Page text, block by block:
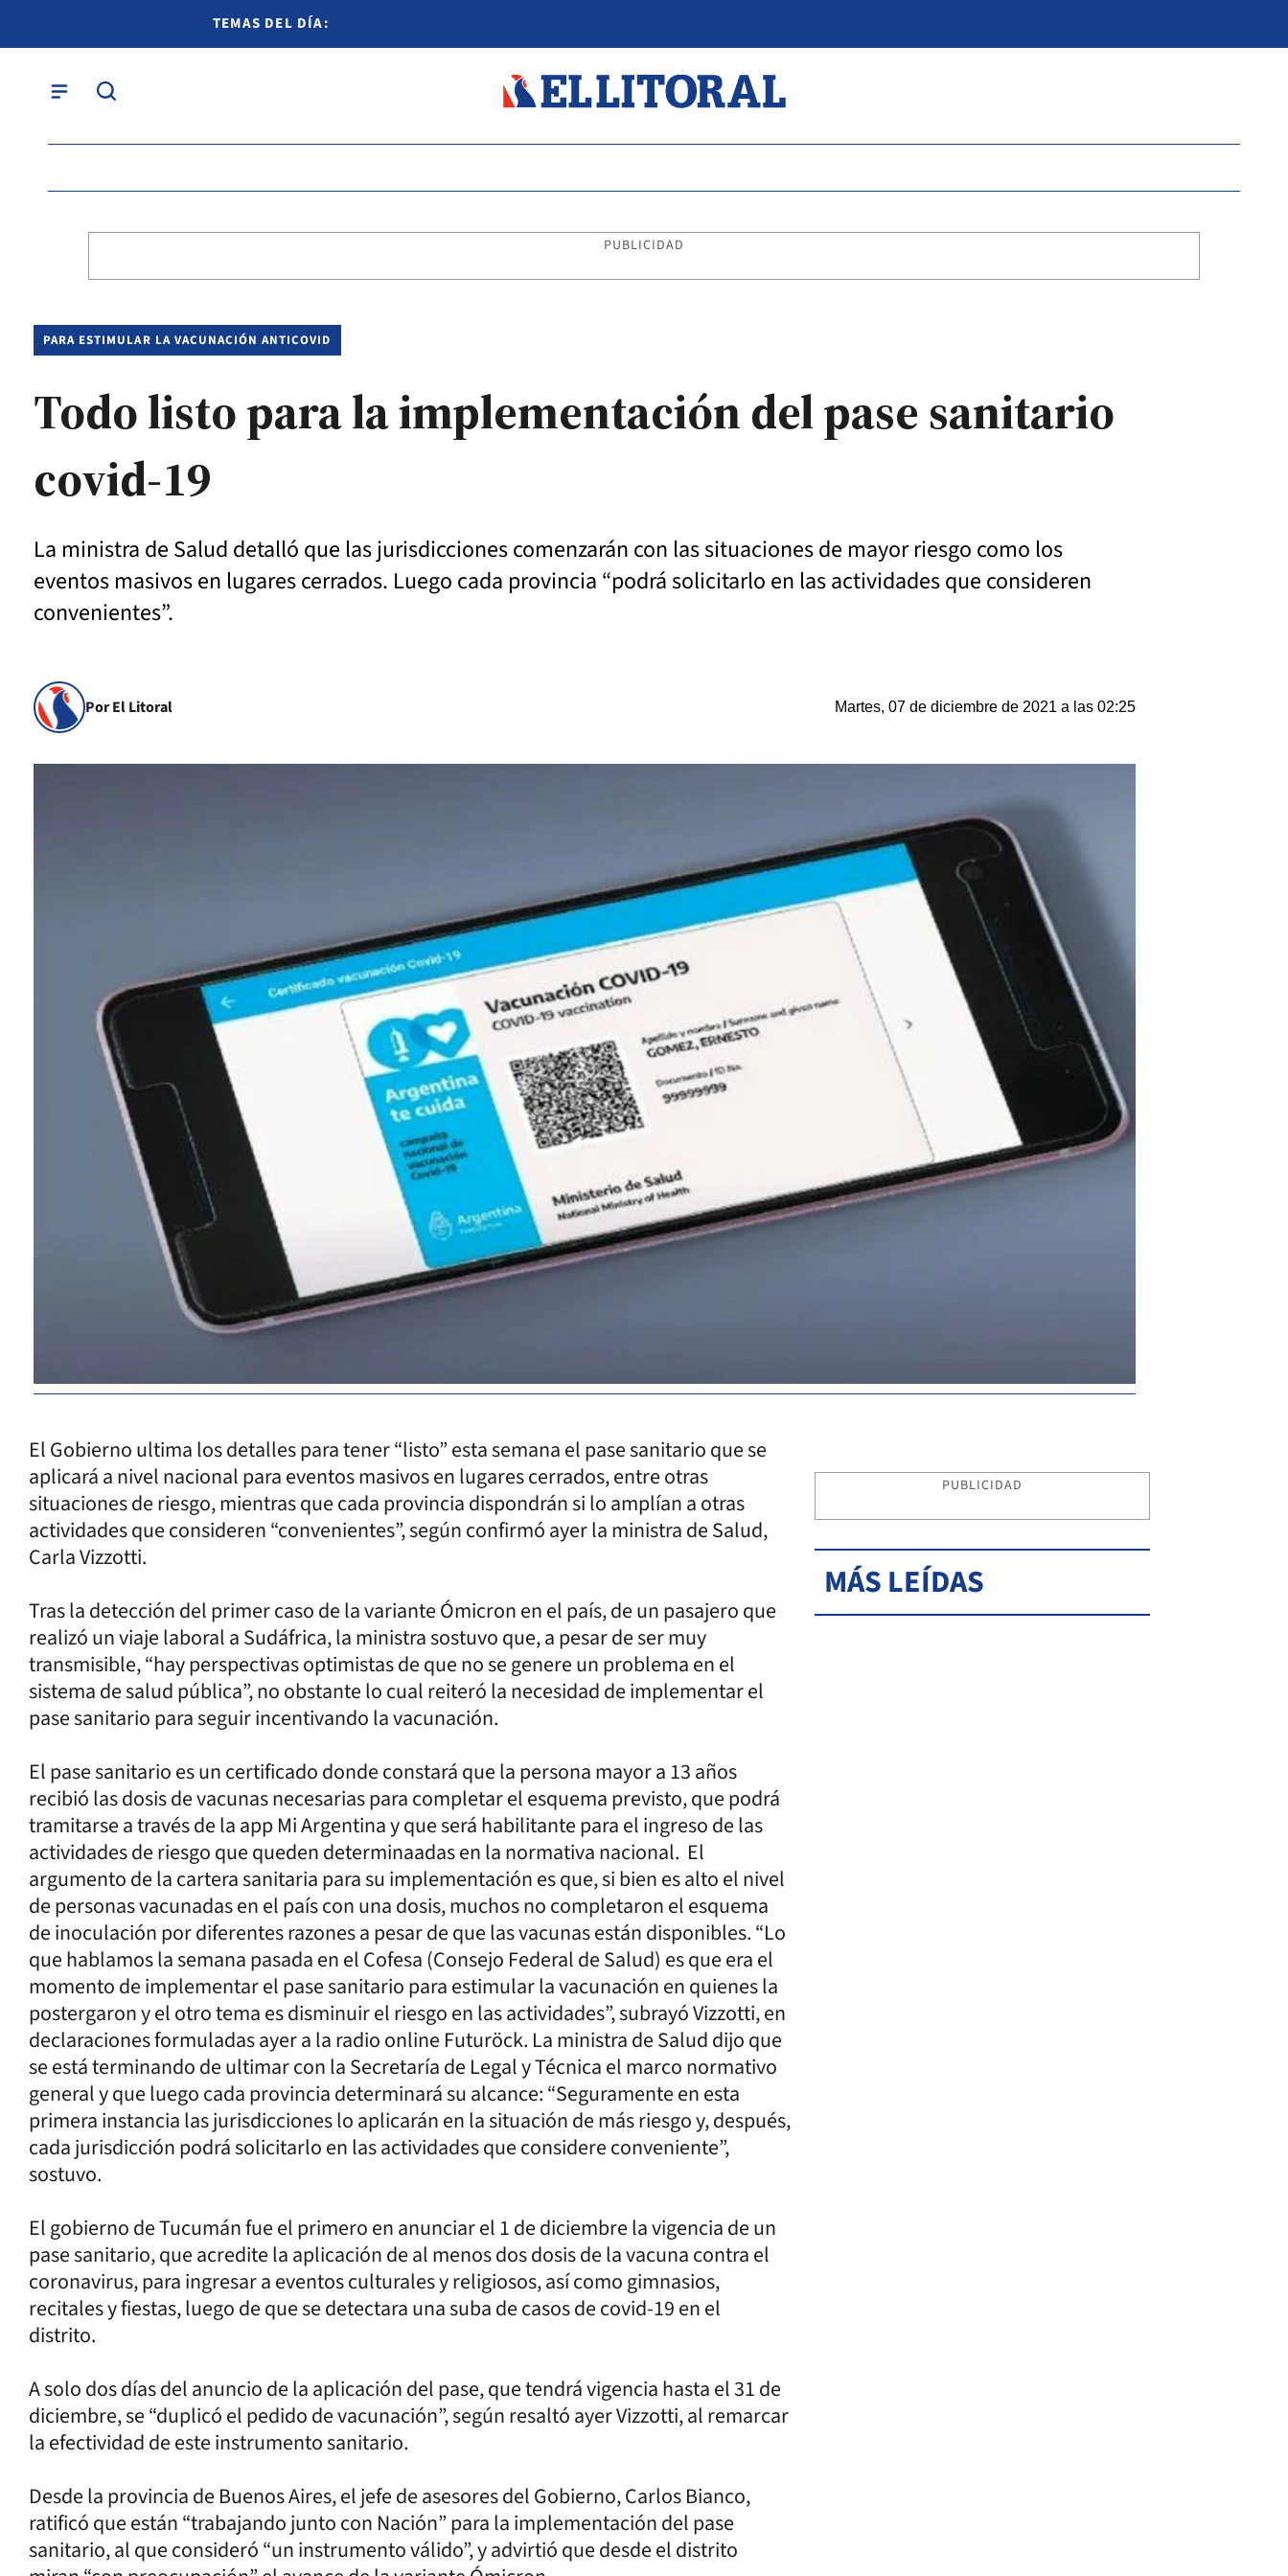
TEMAS DEL DÍA:
PUBLICIDAD
PARA ESTIMULAR LA VACUNACIÓN ANTICOVID
Todo listo para la implementación del pase sanitario
covid-19
La ministra de Salud detalló que las jurisdicciones comenzarán con las situaciones de mayor riesgo como los
eventos masivos en lugares cerrados. Luego cada provincia “podrá solicitarlo en las actividades que consideren
convenientes”.
Por El Litoral Martes, 07 de diciembre de 2021 a las 02:25
El Gobierno ultima los detalles para tener “listo” esta semana el pase sanitario que se
aplicará a nivel nacional para eventos masivos en lugares cerrados, entre otras
situaciones de riesgo, mientras que cada provincia dispondrán si lo amplían a otras
actividades que consideren “convenientes”, según confirmó ayer la ministra de Salud,
Carla Vizzotti.
Tras la detección del primer caso de la variante Ómicron en el país, de un pasajero que
realizó un viaje laboral a Sudáfrica, la ministra sostuvo que, a pesar de ser muy
transmisible, “hay perspectivas optimistas de que no se genere un problema en el
sistema de salud pública”, no obstante lo cual reiteró la necesidad de implementar el
pase sanitario para seguir incentivando la vacunación.
El pase sanitario es un certificado donde constará que la persona mayor a 13 años
recibió las dosis de vacunas necesarias para completar el esquema previsto, que podrá
tramitarse a través de la app Mi Argentina y que será habilitante para el ingreso de las
actividades de riesgo que queden determinaadas en la normativa nacional. El
argumento de la cartera sanitaria para su implementación es que, si bien es alto el nivel
de personas vacunadas en el país con una dosis, muchos no completaron el esquema
de inoculación por diferentes razones a pesar de que las vacunas están disponibles. “Lo
que hablamos la semana pasada en el Cofesa (Consejo Federal de Salud) es que era el
momento de implementar el pase sanitario para estimular la vacunación en quienes la
postergaron y el otro tema es disminuir el riesgo en las actividades”, subrayó Vizzotti, en
declaraciones formuladas ayer a la radio online Futuröck. La ministra de Salud dijo que
se está terminando de ultimar con la Secretaría de Legal y Técnica el marco normativo
general y que luego cada provincia determinará su alcance: “Seguramente en esta
primera instancia las jurisdicciones lo aplicarán en la situación de más riesgo y, después,
cada jurisdicción podrá solicitarlo en las actividades que considere conveniente”,
sostuvo.
El gobierno de Tucumán fue el primero en anunciar el 1 de diciembre la vigencia de un
pase sanitario, que acredite la aplicación de al menos dos dosis de la vacuna contra el
coronavirus, para ingresar a eventos culturales y religiosos, así como gimnasios,
recitales y fiestas, luego de que se detectara una suba de casos de covid-19 en el
distrito.
A solo dos días del anuncio de la aplicación del pase, que tendrá vigencia hasta el 31 de
diciembre, se “duplicó el pedido de vacunación”, según resaltó ayer Vizzotti, al remarcar
la efectividad de este instrumento sanitario.
Desde la provincia de Buenos Aires, el jefe de asesores del Gobierno, Carlos Bianco,
ratificó que están “trabajando junto con Nación” para la implementación del pase
sanitario, al que consideró “un instrumento válido”, y advirtió que desde el distrito
PUBLICIDAD
MÁS LEÍDAS